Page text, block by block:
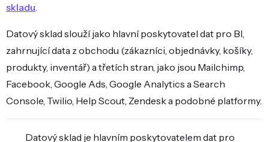
skladu
Datový sklad slouží jako hlavní poskytovatel dat pro BI,
zahrnující data z obchodu (zákazníci, objednávky, košíky,
produkty, inventář) a třetích stran, jako jsou Mailchimp,
Facebook, Google Ads, Google Analytics a Search
Console, Twilio, Help Scout, Zendesk a podobné platformy.
Datový sklad je hlavním poskytovatelem dat pro